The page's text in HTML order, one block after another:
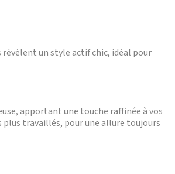
révèlent un style actif chic, idéal pour
apportant une touche raffinée à vos
plus travaillés, pour une allure toujours